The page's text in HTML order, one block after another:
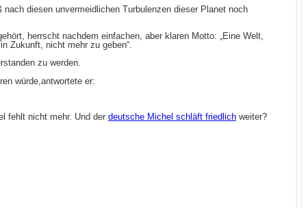
diesen unvermeidlichen Turbulenzen dieser Planet noch
herrscht nachdem einfachen, aber klaren Motto: „Eine Welt,
Zukunft, nicht mehr zu geben“.
zu werden.
würde,antwortete er:
fehlt nicht mehr. Und der deutsche Michel schläft friedlich weiter?